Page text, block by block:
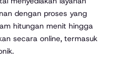
dengan proses yang
hitungan menit hingga
secara online, termasuk